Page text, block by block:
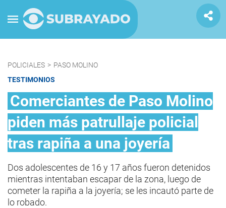
POLICIALES > PASO MOLINO
TESTIMONIOS
Comerciantes de Paso Molino
piden más patrullaje policial
tras rapiña a una joyería
Dos adolescentes de 16 y 17 años fueron detenidos
mientras intentaban escapar de la zona, luego de
cometer la rapiña a la joyería; se les incautó parte de
lo robado.